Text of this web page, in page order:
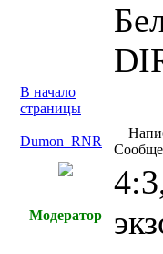
В начало
страницы
Dumon_RNR
Модератор